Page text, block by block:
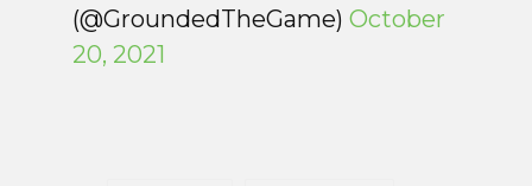
(@GroundedTheGame) October
20, 2021